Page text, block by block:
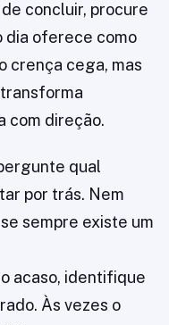
concluir, procure
dia oferece como
crença cega, mas
com direção.
qual
por trás. Nem
sempre existe um
acaso, identifique
Às vezes o